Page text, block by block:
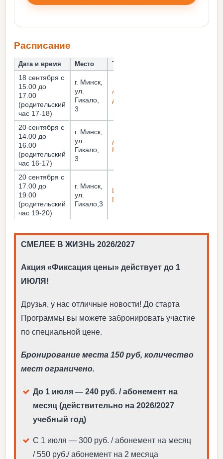
Расписание
Дата и время Место Тренер
18 сентября с
15.00 до
17.00
(родительский
час 17-18)
г. Минск,
ул.
Гикало,
3
Александра
Донова
20 сентября с
14.00 до
16.00
(родительский
час 16-17)
г. Минск,
ул.
Гикало,
3
Диана
Каленик
20 сентября с
17.00 до
19.00
(родительский
час 19-20)
г. Минск,
ул.
Гикало,3
Ирина
Пономарева
СМЕЛЕЕ В ЖИЗНЬ 2026/2027
Акция «Фиксация цены» действует до 1
ИЮЛЯ!
Друзья, у нас отличные новости! До старта
Программы вы можете забронировать участие
по специальной цене.
Бронирование места 150 руб, количество
мест ограничено.
До 1 июля — 240 руб. / абонемент на
месяц (действительно на 2026/2027
учебный год)
С 1 июля — 300 руб. / абонемент на месяц
/ 550 руб./ абонемент на 2 месяца